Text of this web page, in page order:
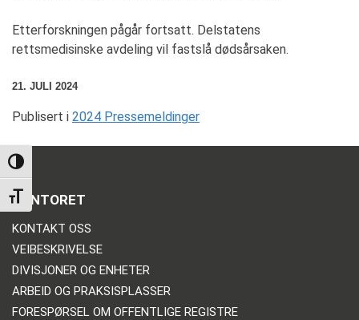
TOGGLE HIGH CONTRAST
TOGGLE FONT SIZE
Etterforskningen pågår fortsatt. Delstatens
rettsmedisinske avdeling vil fastslå dødsårsaken.
21. JULI 2024
Publisert i 2024 Pressemeldinger
KONTORET
KONTAKT OSS
VEIBESKRIVELSE
DIVISJONER OG ENHETER
ARBEID OG PRAKSISPLASSER
FORESPØRSEL OM OFFENTLIGE REGISTRE